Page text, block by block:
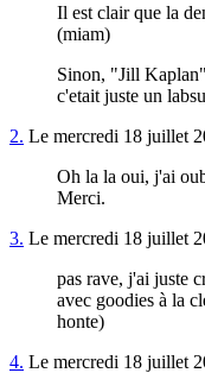
Il est clair que la
(miam)
Sinon, "Jill
c'etait juste un
2. Le mercredi 18 juillet
Oh la la oui, j'ai
Merci.
3. Le mercredi 18 juillet
pas rave, j'ai juste
avec goodies à la
honte)
4. Le mercredi 18 juillet